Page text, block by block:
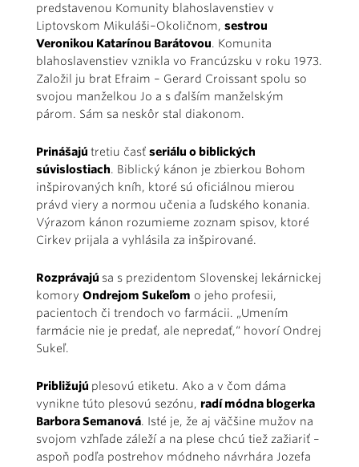
predstavenou Komunity blahoslavenstiev v
Liptovskom Mikuláši–Okoličnom, sestrou
Veronikou Katarínou Barátovou. Komunita
blahoslavenstiev vznikla vo Francúzsku v roku 1973.
Založil ju brat Efraim – Gerard Croissant spolu so
svojou manželkou Jo a s ďalším manželským
párom. Sám sa neskôr stal diakonom.
Prinášajú tretiu časť seriálu o biblických
súvislostiach. Biblický kánon je zbierkou Bohom
inšpirovaných kníh, ktoré sú oficiálnou mierou
právd viery a normou učenia a ľudského konania.
Výrazom kánon rozumieme zoznam spisov, ktoré
Cirkev prijala a vyhlásila za inšpirované.
Rozprávajú sa s prezidentom Slovenskej lekárnickej
komory Ondrejom Sukeľom o jeho profesii,
pacientoch či trendoch vo farmácii. „Umením
farmácie nie je predať, ale nepredať,“ hovorí Ondrej
Sukeľ.
Približujú plesovú etiketu. Ako a v čom dáma
vynikne túto plesovú sezónu, radí módna blogerka
Barbora Semanová. Isté je, že aj väčšine mužov na
svojom vzhľade záleží a na plese chcú tiež zažiariť –
aspoň podľa postrehov módneho návrhára Jozefa